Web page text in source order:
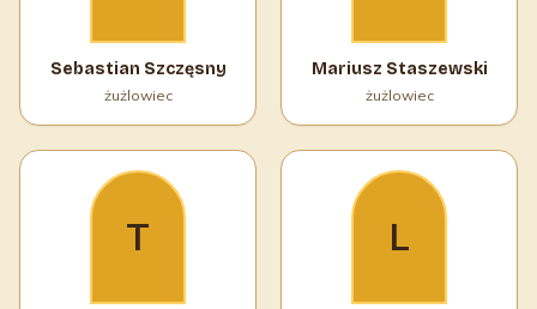
Sebastian Szczęsny
żużlowiec
Mariusz Staszewski
żużlowiec
T L